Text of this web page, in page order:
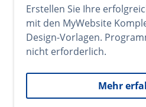
Erstellen Sie Ihre
mit den MyWebsite
Design-Vorlagen.
nicht erforderlich.
Mehr